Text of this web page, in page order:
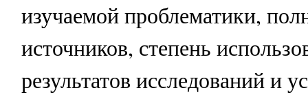
изучаемой проблематики,
источников, степень
результатов исследований и